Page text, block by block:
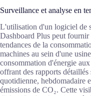
Surveillance et analyse en
L'utilisation d'un logiciel de
Dashboard Plus peut
tendances de la
machines au sein d'une
consommation d'énergie
offrant des rapports
quotidienne, hebdomadaire
émissions de CO₂. Cette